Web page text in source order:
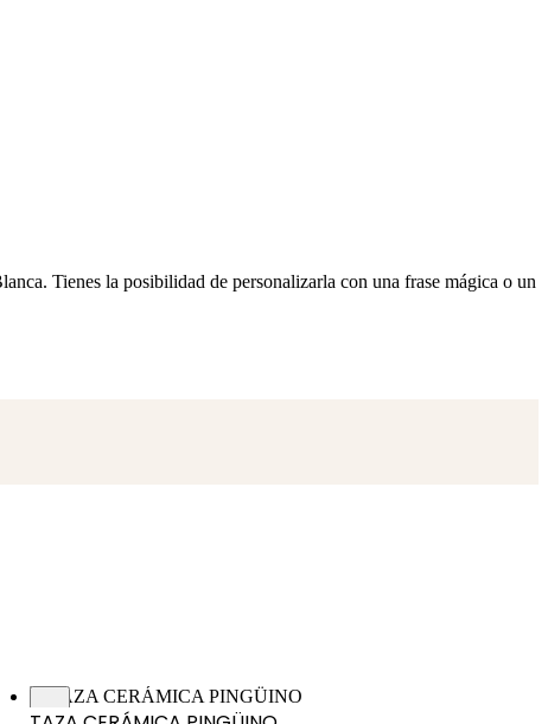
Tienes la posibilidad de personalizarla con una frase mágica o un